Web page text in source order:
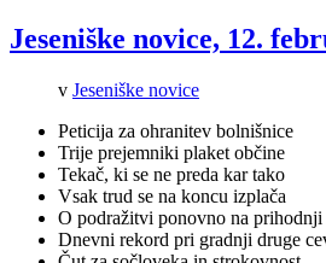
Jeseniške novice, 12.
v Jeseniške novice
Peticija za ohranitev bolnišnice
Trije prejemniki plaket občine
Tekač, ki se ne preda kar tako
Vsak trud se na koncu izplača
O podražitvi ponovno na prihodnji
Dnevni rekord pri gradnji druge